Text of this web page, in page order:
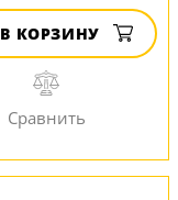
В КОРЗИНУ